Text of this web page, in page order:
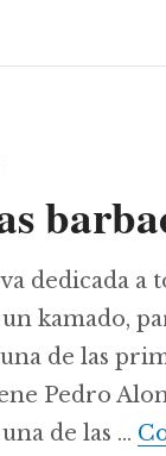
dedicada a
kamado,
una de las
Pedro
de las …